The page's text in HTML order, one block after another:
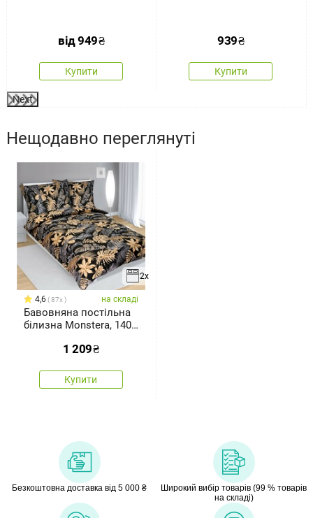
від949₴
Купити
939₴
Купити
Next
Нещодавно переглянуті
2x
4,6 87x на складі
Бавовняна постільна
білизна Monstera, 140
1 209₴
Купити
Безкоштовна доставка від 5 000 ₴
Широкий вибір товарів (99 % товарів
на складі)